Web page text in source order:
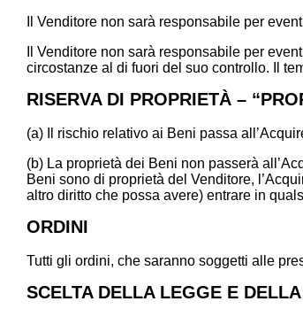
Il Venditore non sarà responsabile per
Il Venditore non sarà responsabile per
circostanze al di fuori del suo controllo. Il
RISERVA DI PROPRIETÀ –
(a) Il rischio relativo ai Beni passa
(b) La proprietà dei Beni non passerà
Beni sono di proprietà del Venditore,
altro diritto che possa avere) entrare in
ORDINI
Tutti gli ordini, che saranno soggetti alle
SCELTA DELLA LEGGE E